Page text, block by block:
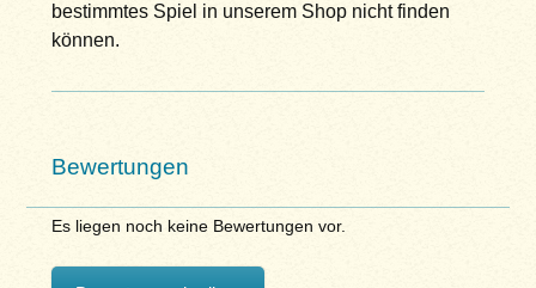
bestimmtes Spiel in unserem Shop nicht finden
können.
Bewertungen
Es liegen noch keine Bewertungen vor.